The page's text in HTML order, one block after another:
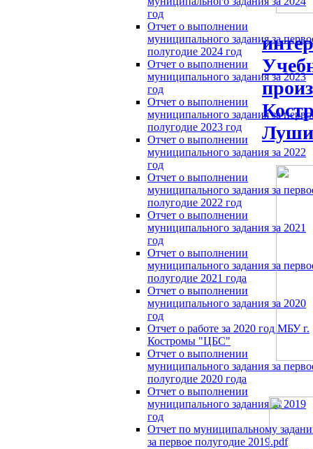
год
Отчет о выполнении
муниципального задания за
полугодие 2024 год
Отчет о выполнении
муниципального задания за 2023
год
Отчет о выполнении
муниципального задания за
полугодие 2023 год
Отчет о выполнении
муниципального задания за 2022
год
Отчет о выполнении
муниципального задания за
полугодие 2022 год
Отчет о выполнении
муниципального задания за 2021
год
Отчет о выполнении
муниципального задания за
полугодие 2021 года
Отчет о выполнении
муниципального задания за 2020
год
Отчет о работе за 2020 год МБУ г.
Костромы "ЦБС"
Отчет о выполнении
муниципального задания за
полугодие 2020 года
Отчет о выполнении
муниципального задания за 2019
год
Отчет по муниципальному
за первое полугодие 2019.pdf